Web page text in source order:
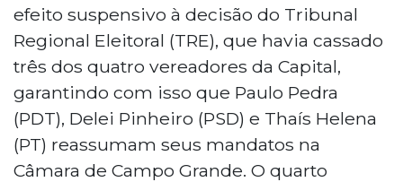
efeito suspensivo à decisão do Tribunal
Regional Eleitoral (TRE), que havia cassado
três dos quatro vereadores da Capital,
garantindo com isso que Paulo Pedra
(PDT), Delei Pinheiro (PSD) e Thaís Helena
(PT) reassumam seus mandatos na
Câmara de Campo Grande. O quarto